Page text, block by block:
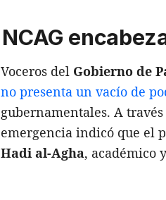
NCAG
Voceros del Gobierno de
no presenta un vacío de
gubernamentales. A
emergencia indicó que el
Hadi al-Agha, académico